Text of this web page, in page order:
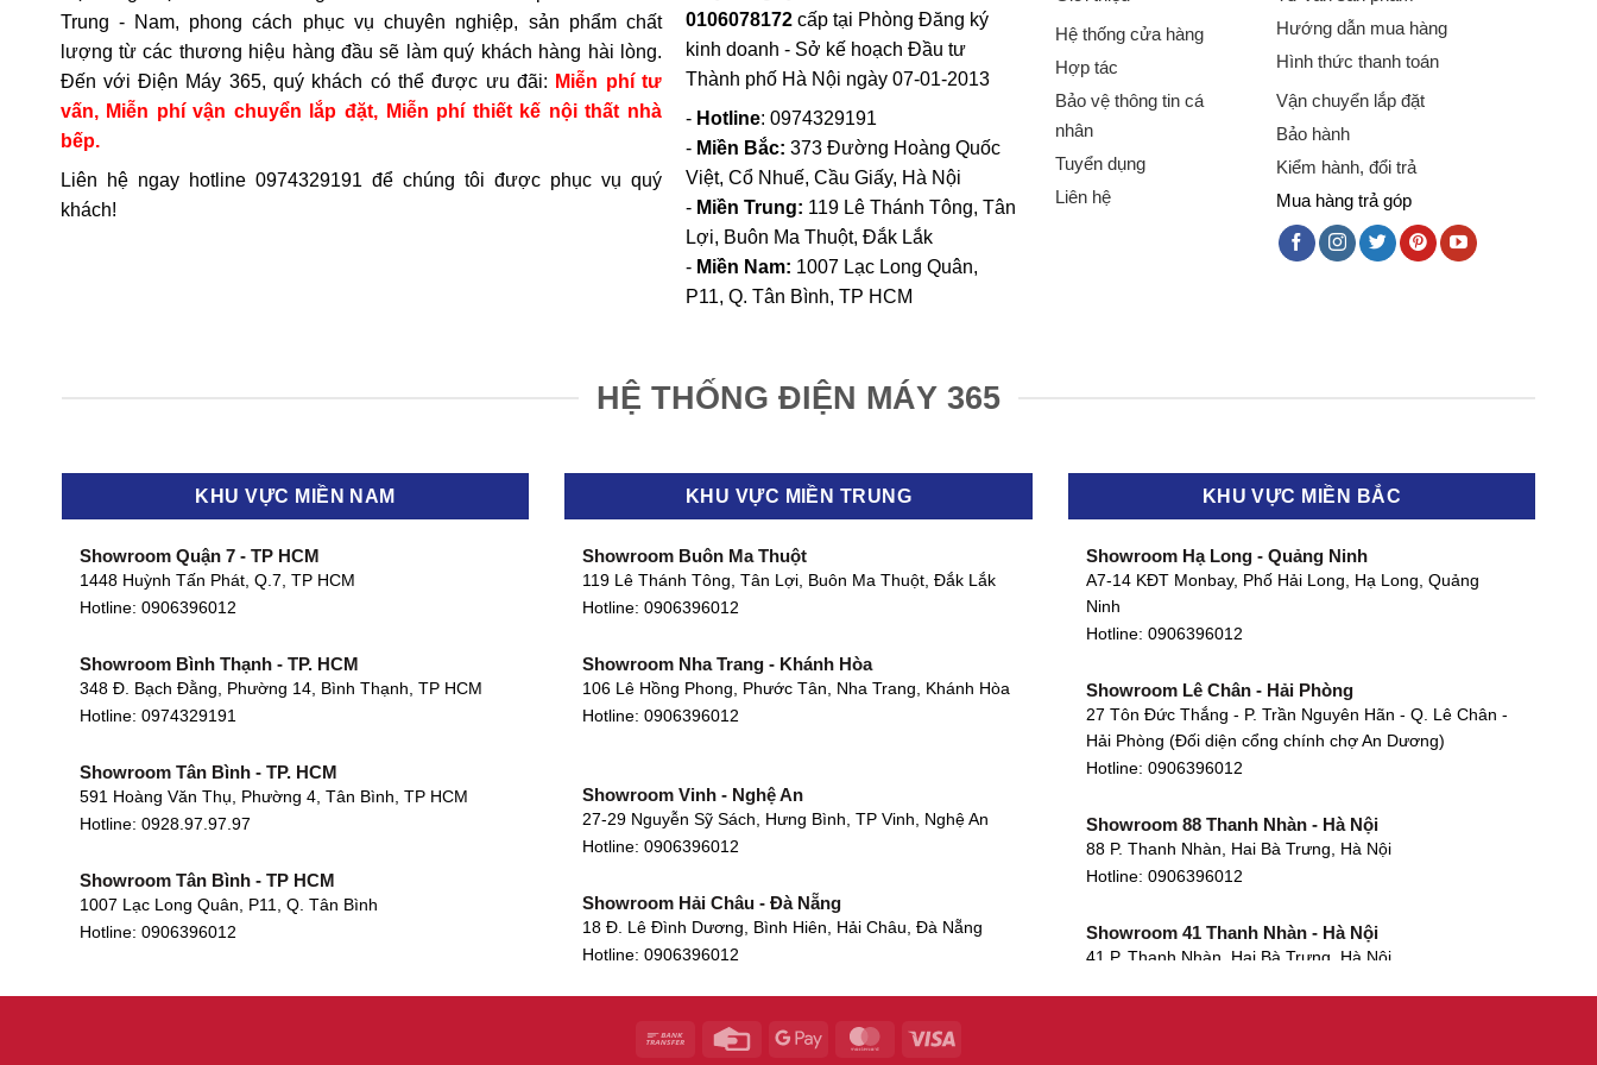
Trung - Nam, phong cách phục vụ chuyên nghiệp, sản phẩm chất
lượng từ các thương hiệu hàng đầu sẽ làm quý khách hàng hài lòng.
Đến với Điện Máy 365, quý khách có thể được ưu đãi: Miễn phí tư
vấn, Miễn phí vận chuyển lắp đặt, Miễn phí thiết kế nội thất nhà
bếp.
Liên hệ ngay hotline 0974329191 để chúng tôi được phục vụ quý
khách!
0106078172cấp tại Phòng Đăng ký
kinh doanh - Sở kế hoạch Đầu tư
Thành phố Hà Nội ngày 07-01-2013
- Hotline: 0974329191
- Miền Bắc: 373 Đường Hoàng Quốc
Việt, Cổ Nhuế, Cầu Giấy, Hà Nội
- Miền Trung: 119 Lê Thánh Tông, Tân
Lợi, Buôn Ma Thuột, Đắk Lắk
- Miền Nam: 1007 Lạc Long Quân,
P11, Q. Tân Bình, TP HCM
Hệ thống cửa hàng
Hợp tác
Bảo vệ thông tin cá
nhân
Tuyển dụng
Liên hệ
Hướng dẫn mua hàng
Hình thức thanh toán
Vận chuyển lắp đặt
Bảo hành
Kiểm hành, đổi trả
Mua hàng trả góp
HỆ THỐNG ĐIỆN MÁY 365
KHU VỰC MIỀN NAM
Showroom Quận 7 - TP HCM
1448 Huỳnh Tấn Phát, Q.7, TP HCM
Hotline: 0906396012
Showroom Bình Thạnh - TP. HCM
348 Đ. Bạch Đằng, Phường 14, Bình Thạnh, TP HCM
Hotline: 0974329191
Showroom Tân Bình - TP. HCM
591 Hoàng Văn Thụ, Phường 4, Tân Bình, TP HCM
Hotline: 0928.97.97.97
Showroom Tân Bình - TP HCM
1007 Lạc Long Quân, P11, Q. Tân Bình
Hotline: 0906396012
KHU VỰC MIỀN TRUNG
Showroom Buôn Ma Thuột
119 Lê Thánh Tông, Tân Lợi, Buôn Ma Thuột, Đắk Lắk
Hotline:0906396012
Showroom Nha Trang - Khánh Hòa
106 Lê Hồng Phong, Phước Tân, Nha Trang, Khánh Hòa
Hotline:0906396012
Showroom Vinh - Nghệ An
27-29 Nguyễn Sỹ Sách, Hưng Bình, TP Vinh, Nghệ An
Hotline:0906396012
Showroom Hải Châu - Đà Nẵng
18 Đ. Lê Đình Dương, Bình Hiên, Hải Châu, Đà Nẵng
Hotline:0906396012
475 Điện Biên Phủ, Thanh Khê Đông, Thanh Khê, Đà
KHU VỰC MIỀN BẮC
Showroom Hạ Long - Quảng Ninh
A7-14 KĐT Monbay, Phố Hải Long, Hạ Long, Quảng
Ninh
Hotline: 0906396012
Showroom Lê Chân - Hải Phòng
27 Tôn Đức Thắng - P. Trần Nguyên Hãn - Q. Lê Chân -
Hải Phòng (Đối diện cổng chính chợ An Dương)
Hotline: 0906396012
Showroom 88 Thanh Nhàn - Hà Nội
88 P. Thanh Nhàn, Hai Bà Trưng, Hà Nội
Hotline: 0906396012
Showroom 41 Thanh Nhàn - Hà Nội
41 P. Thanh Nhàn, Hai Bà Trưng, Hà Nội